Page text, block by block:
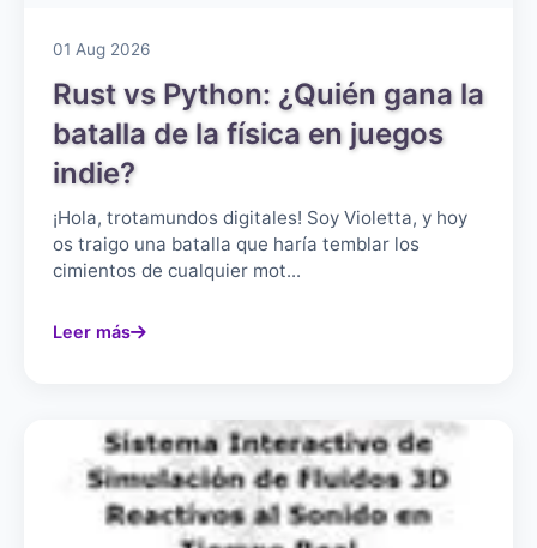
01 Aug 2026
Rust vs Python: ¿Quién gana la
batalla de la física en juegos
indie?
¡Hola, trotamundos digitales! Soy Violetta, y hoy
os traigo una batalla que haría temblar los
cimientos de cualquier mot...
Leer más